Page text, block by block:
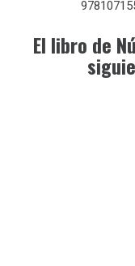
El libro de